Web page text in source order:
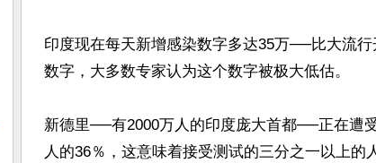
印度现在每天新增感染数字多达35万──比大流
数字，大多数专家认为这个数字被极大低估。
新德里──有2000万人的印度庞大首都──正在遭
人的36％，这意味着接受测试的三分之一以上